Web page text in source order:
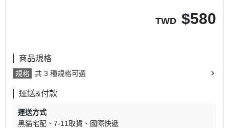
TWD $580
商品規格
規格 共 3 種規格可選
運送&付款
運送方式
黑貓宅配
7-11取貨
國際快遞